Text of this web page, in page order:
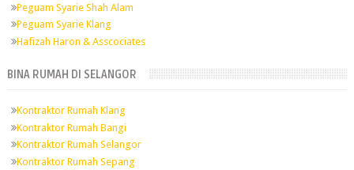
Peguam Syarie Shah Alam
Peguam Syarie Klang
Hafizah Haron & Asscociates
BINA RUMAH DI SELANGOR
Kontraktor Rumah Klang
Kontraktor Rumah Bangi
Kontraktor Rumah Selangor
Kontraktor Rumah Sepang